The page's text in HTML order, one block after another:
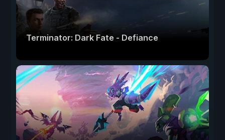
Terminator: Dark Fate - Defiance